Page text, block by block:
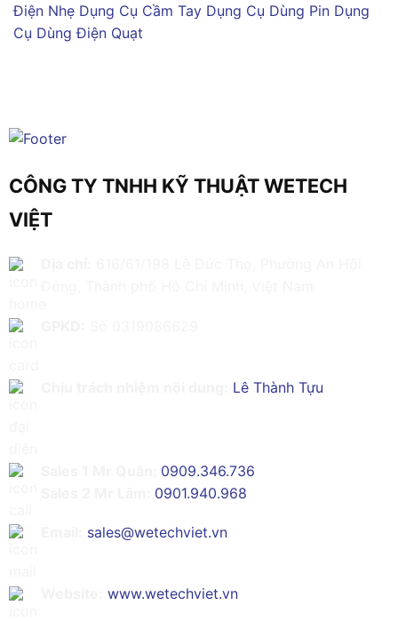
Điện Nhẹ Dụng Cụ Cầm Tay Dụng Cụ Dùng Pin Dụng
Cụ Dùng Điện Quạt
CÔNG TY TNHH KỸ THUẬT WETECH
VIỆT
Lê Thành Tựu
0909.346.736
0901.940.968
sales@wetechviet.vn
www.wetechviet.vn